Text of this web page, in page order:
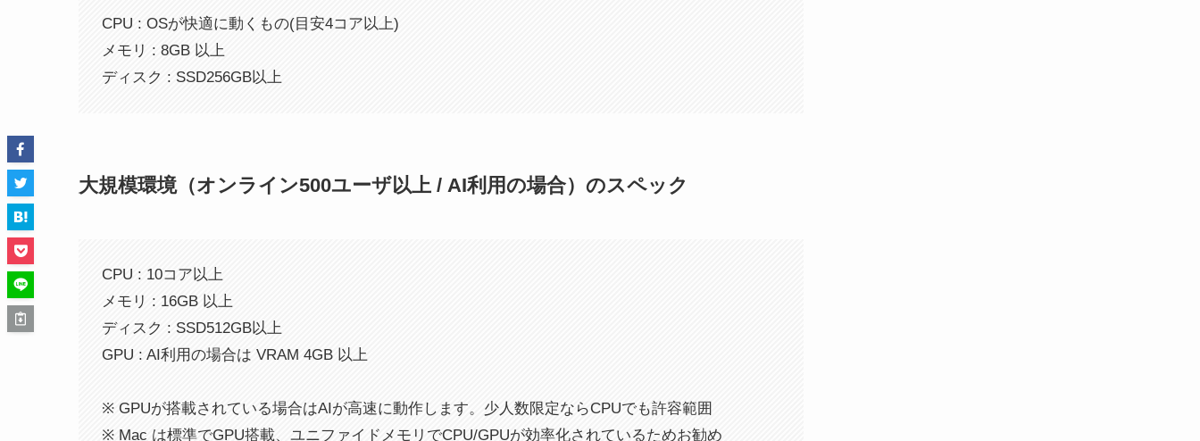
CPU : OSが快適に動くもの(目安4コア以上)
メモリ : 8GB 以上
ディスク : SSD256GB以上
大規模環境（オンライン500ユーザ以上 / AI利用の場合）のスペック
CPU : 10コア以上
メモリ : 16GB 以上
ディスク : SSD512GB以上
GPU : AI利用の場合は VRAM 4GB 以上
※ GPUが搭載されている場合はAIが高速に動作します。少人数限定ならCPUでも許容範囲
※ Mac は標準でGPU搭載、ユニファイドメモリでCPU/GPUが効率化されているためお勧め